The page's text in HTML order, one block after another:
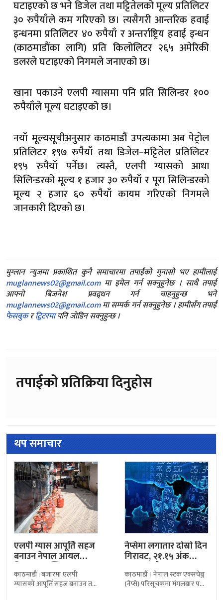
घटाइएको छ भने डिजेल तथा मट्टितेलको मूल्य प्रतिलिटर
३० रुपैयाँले कम गरिएको छ। त्यसैगरी आन्तरिक हवाई
इन्धनमा प्रतिलिटर ४० रुपैयाँ र अन्तर्राष्ट्रिय हवाई इन्धन
(काठमाडौंका लागि) प्रति किलोलिटर २६५ अमेरिकी
डलरले घटाइएको निगमले जनाएको छ।
खाना पकाउने एलपी ग्यासमा पनि प्रति सिलिन्डर १००
रुपैयाँले मूल्य घटाइएको छ।
नयाँ मूल्यसूचीअनुसार काठमाडौं उपत्यकामा अब पेट्रोल
प्रतिलिटर १९७ रुपैयाँ तथा डिजेल–मट्टितेल प्रतिलिटर
१९५ रुपैयाँ पर्नेछ। त्यस्तै, एलपी ग्यासको आधा
सिलिन्डरको मूल्य १ हजार ३० रुपैयाँ र पूरा सिलिन्डरको
मूल्य २ हजार ६० रुपैयाँ कायम गरिएको निगमले
जानकारी दिएको छ।
मुग्लान न्युजमा प्रकाशित कुनै समाचारमा तपाईंको गुनासो भए हामीलाई
muglannews02@gmail.comमा इमेल गर्न सक्नुहुनेछ । साथै तपाई
आफ्नो बिजनेश प्रवद्र्धन गर्न चाहनुहुन्छ भने
muglannews02@gmail.comमा सम्पर्क गर्न सक्नुहुनेछ । हामीसँग तपाईं
फेसबुकरट्विटरमापनि जोडिन सक्नुहुन्छ ।
तपाईको प्रतिक्रिया दिनुहोस
थप समाचार
एलपी ग्यास आपूर्ति सहज
बनाउन नेपाल आयल
निगमद्वारा ‘क्विक
रेस्पोन्स…
काठमाडौं : बजारमा एलपी
ग्यासको आपूर्ति सहज बनाउन तथा
नेप्सेमा लगातार दोस्रो दिन
गिरावट, २१.१५ अंक
घट्दा कारोबार ४…
काठमाडौं । नेपाल स्टक एक्सचेञ्ज
(नेप्से) परिसूचकमा मंगलबार पनि